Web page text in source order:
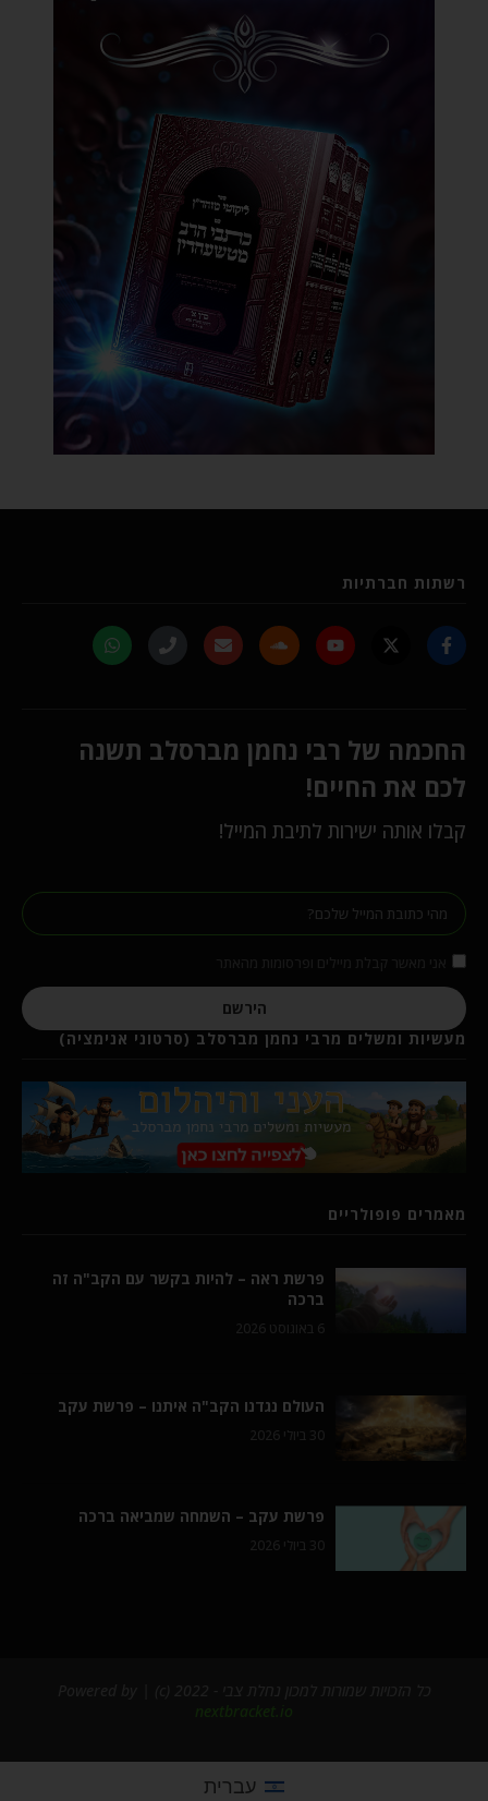
רשתות חברתיות
החכמה של רבי נחמן מברסלב תשנה
לכם את החיים!
קבלו אותה ישירות לתיבת המייל!
הירשם
מעשיות ומשלים מרבי נחמן מברסלב (סרטוני אנימציה)
מאמרים פופולריים
פרשת ראה – להיות בקשר עם הקב"ה זה
ברכה
6 באוגוסט 2026
העולם נגדנו הקב"ה איתנו – פרשת עקב
30 ביולי 2026
פרשת עקב – השמחה שמביאה ברכה
30 ביולי 2026
nextbracket.io
עברית